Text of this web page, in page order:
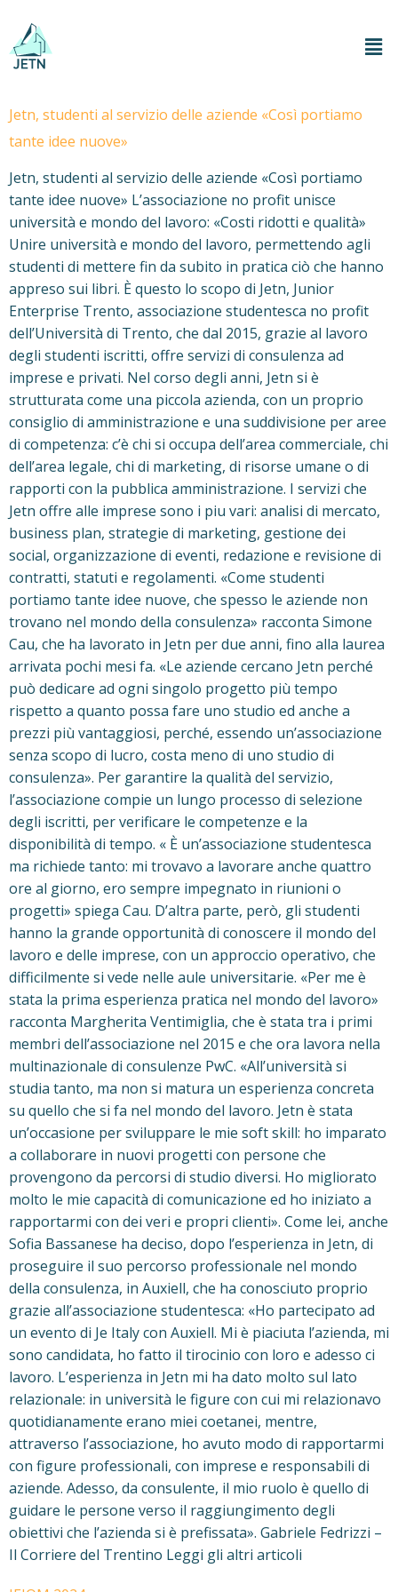
Jetn, studenti al servizio delle aziende «Così portiamo
tante idee nuove»
Jetn, studenti al servizio delle aziende «Così portiamo
tante idee nuove» L’associazione no profit unisce
università e mondo del lavoro: «Costi ridotti e qualità»
Unire università e mondo del lavoro, permettendo agli
studenti di mettere fin da subito in pratica ciò che hanno
appreso sui libri. È questo lo scopo di Jetn, Junior
Enterprise Trento, associazione studentesca no profit
dell’Università di Trento, che dal 2015, grazie al lavoro
degli studenti iscritti, offre servizi di consulenza ad
imprese e privati. Nel corso degli anni, Jetn si è
strutturata come una piccola azienda, con un proprio
consiglio di amministrazione e una suddivisione per aree
di competenza: c’è chi si occupa dell’area commerciale, chi
dell’area legale, chi di marketing, di risorse umane o di
rapporti con la pubblica amministrazione. I servizi che
Jetn offre alle imprese sono i piu vari: analisi di mercato,
business plan, strategie di marketing, gestione dei
social, organizzazione di eventi, redazione e revisione di
contratti, statuti e regolamenti. «Come studenti
portiamo tante idee nuove, che spesso le aziende non
trovano nel mondo della consulenza» racconta Simone
Cau, che ha lavorato in Jetn per due anni, fino alla laurea
arrivata pochi mesi fa. «Le aziende cercano Jetn perché
può dedicare ad ogni singolo progetto più tempo
rispetto a quanto possa fare uno studio ed anche a
prezzi più vantaggiosi, perché, essendo un’associazione
senza scopo di lucro, costa meno di uno studio di
consulenza». Per garantire la qualità del servizio,
l’associazione compie un lungo processo di selezione
degli iscritti, per verificare le competenze e la
disponibilità di tempo. « È un’associazione studentesca
ma richiede tanto: mi trovavo a lavorare anche quattro
ore al giorno, ero sempre impegnato in riunioni o
progetti» spiega Cau. D’altra parte, però, gli studenti
hanno la grande opportunità di conoscere il mondo del
lavoro e delle imprese, con un approccio operativo, che
difficilmente si vede nelle aule universitarie. «Per me è
stata la prima esperienza pratica nel mondo del lavoro»
racconta Margherita Ventimiglia, che è stata tra i primi
membri dell’associazione nel 2015 e che ora lavora nella
multinazionale di consulenze PwC. «All’università si
studia tanto, ma non si matura un esperienza concreta
su quello che si fa nel mondo del lavoro. Jetn è stata
un’occasione per sviluppare le mie soft skill: ho imparato
a collaborare in nuovi progetti con persone che
provengono da percorsi di studio diversi. Ho migliorato
molto le mie capacità di comunicazione ed ho iniziato a
rapportarmi con dei veri e propri clienti». Come lei, anche
Sofia Bassanese ha deciso, dopo l’esperienza in Jetn, di
proseguire il suo percorso professionale nel mondo
della consulenza, in Auxiell, che ha conosciuto proprio
grazie all’associazione studentesca: «Ho partecipato ad
un evento di Je Italy con Auxiell. Mi è piaciuta l’azienda, mi
sono candidata, ho fatto il tirocinio con loro e adesso ci
lavoro. L’esperienza in Jetn mi ha dato molto sul lato
relazionale: in università le figure con cui mi relazionavo
quotidianamente erano miei coetanei, mentre,
attraverso l’associazione, ho avuto modo di rapportarmi
con figure professionali, con imprese e responsabili di
aziende. Adesso, da consulente, il mio ruolo è quello di
guidare le persone verso il raggiungimento degli
obiettivi che l’azienda si è prefissata». Gabriele Fedrizzi –
Il Corriere del Trentino Leggi gli altri articoli